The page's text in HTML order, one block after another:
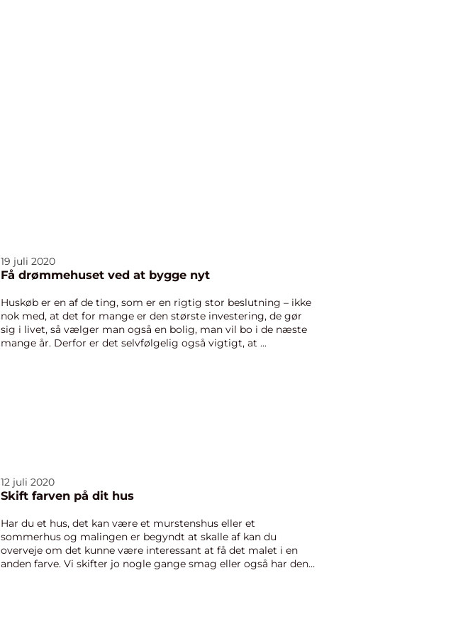
19 juli 2020
Få drømmehuset ved at bygge nyt
Huskøb er en af de ting, som er en rigtig stor beslutning – ikke
nok med, at det for mange er den største investering, de gør
sig i livet, så vælger man også en bolig, man vil bo i de næste
mange år. Derfor er det selvfølgelig også vigtigt, at ...
12 juli 2020
Skift farven på dit hus
Har du et hus, det kan være et murstenshus eller et
sommerhus og malingen er begyndt at skalle af kan du
overveje om det kunne være interessant at få det malet i en
anden farve. Vi skifter jo nogle gange smag eller også har den